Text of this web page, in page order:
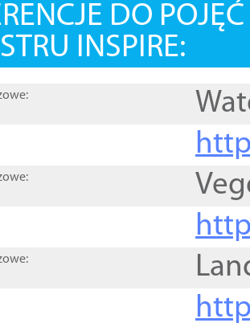
DO
INSPIRE: